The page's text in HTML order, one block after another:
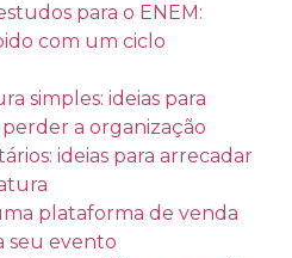
para o ENEM:
com um ciclo
simples: ideias para
a organização
ideias para arrecadar
plataforma de venda
seu evento